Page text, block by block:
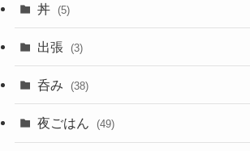
丼 (5)
出張 (3)
呑み (38)
夜ごはん (49)